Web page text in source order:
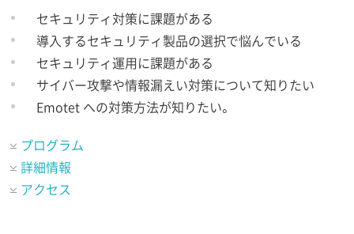
セキュリティ対策に課題がある
導入するセキュリティ製品の選択で悩んでいる
セキュリティ運用に課題がある
サイバー攻撃や情報漏えい対策について知りたい
Emotet への対策方法が知りたい。
プログラム
詳細情報
アクセス